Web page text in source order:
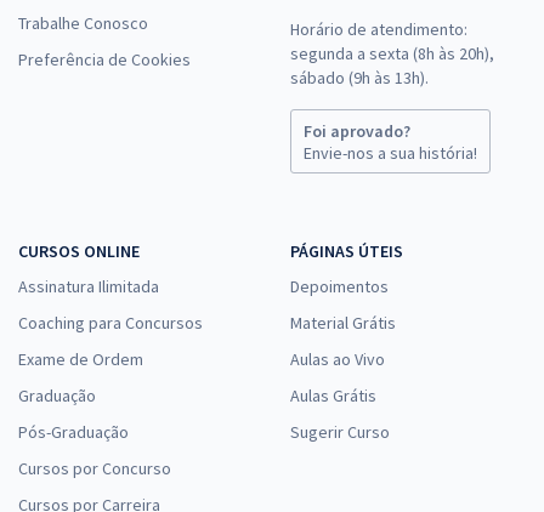
Prefeitura de Jundiaí - SP - Conhecimentos Específicos para
Enfermeiro (Pós-edital)
à vista
R$26,66
Economize R$ 79,98 (-20%)
Comprar
Prefeitura de Jundiaí - SP - Farmacêutico (Pós-edital)
à vista
R$30,66
Comprar
Trabalhe Conosco
Preferência de Cookies
Horário de atendimento:
segunda a sexta (8h às 20h),
sábado (9h às 13h).
Foi aprovado?
Envie-nos a sua história!
CURSOS ONLINE
Assinatura Ilimitada
Coaching para Concursos
Exame de Ordem
Graduação
Pós-Graduação
Cursos por Concurso
Cursos por Carreira
PÁGINAS ÚTEIS
Depoimentos
Material Grátis
Aulas ao Vivo
Aulas Grátis
Sugerir Curso